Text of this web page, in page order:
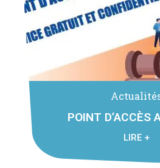
POINT D’ACCÈS
LIRE +